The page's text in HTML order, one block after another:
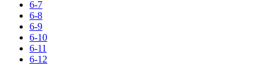
6-7
6-8
6-9
6-10
6-11
6-12